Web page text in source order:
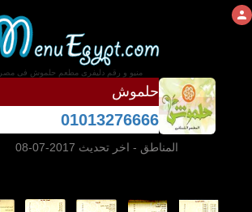
منيو و رقم دليفرى مطعم حلموش فى مصر
حلموش
01013276666
المناطق - اخر تحديث 2017-07-08